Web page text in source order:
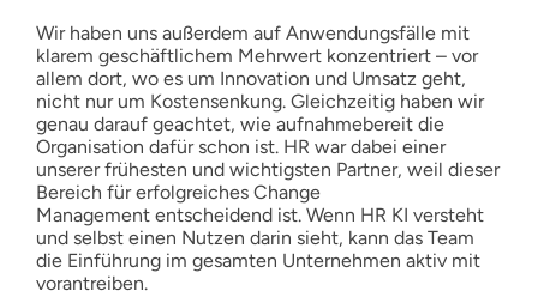
Wir haben uns außerdem auf Anwendungsfälle mit
klarem geschäftlichem Mehrwert konzentriert – vor
allem dort, wo es um Innovation und Umsatz geht,
nicht nur um Kostensenkung. Gleichzeitig haben wir
genau darauf geachtet, wie aufnahmebereit die
Organisation dafür schon ist. HR war dabei einer
unserer frühesten und wichtigsten Partner, weil dieser
Bereich für erfolgreiches Change
Management entscheidend ist. Wenn HR KI versteht
und selbst einen Nutzen darin sieht, kann das Team
die Einführung im gesamten Unternehmen aktiv mit
vorantreiben.